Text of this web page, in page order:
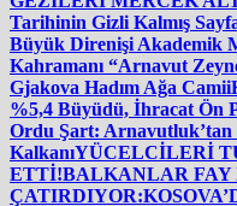
Tarihinin Gizli Kalmış
Büyük Direnişi Akademik
Kahramanı “Arnavut
Gjakova Hadım Ağa Camii
%5,4 Büyüdü, İhracat Ön
Ordu Şart:
KalkanıYÜCELCİLERİ
ETTİ!BALKANLAR FAY
ÇATIRDIYOR: